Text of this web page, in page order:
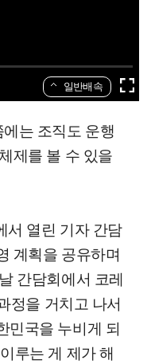
일반배속
는 조직도 운행
제를 볼 수 있을
서 열린 기자 간담
계획을 공유하며
간담회에서 코레
정을 거치고 나서
민국을 누비게 되
루는 게 제가 해